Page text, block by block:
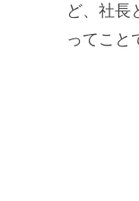
ど、社長
ってこと